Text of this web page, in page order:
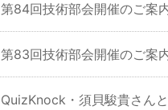
第84回技術部会開催のご案
第83回技術部会開催のご案
QuizKnock・須貝駿貴さん